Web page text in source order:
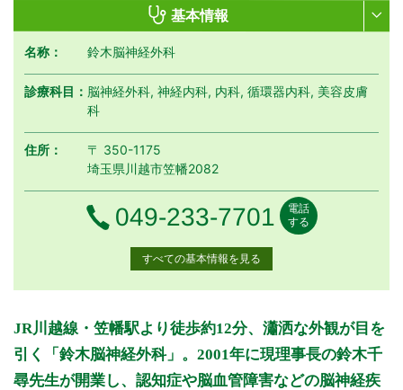
基本情報
名称： 鈴木脳神経外科
診療科目： 脳神経外科, 神経内科, 内科, 循環器内科, 美容皮膚
科
住所：
〒 350-1175
埼玉県川越市笠幡2082
電話番号
049-233-7701
電話
する
すべての基本情報を見る
診療時間 月 月曜日
火 火曜日 水曜日
木 木曜日
金金曜日
土 土曜日
日 日曜日
祝 祝日
9:00〜11:00
● ● ● ●
●
9:00〜12:00
●
●
JR川越線・笠幡駅より徒歩約12分、瀟洒な外観が目を
引く「鈴木脳神経外科」。2001年に現理事長の鈴木千
尋先生が開業し、認知症や脳血管障害などの脳神経疾